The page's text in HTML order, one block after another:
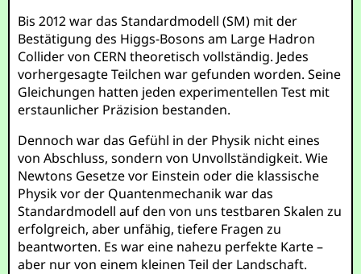
Bis 2012 war das Standardmodell (SM) mit der
Bestätigung des Higgs-Bosons am Large Hadron
Collider von CERN theoretisch vollständig. Jedes
vorhergesagte Teilchen war gefunden worden. Seine
Gleichungen hatten jeden experimentellen Test mit
erstaunlicher Präzision bestanden.
Dennoch war das Gefühl in der Physik nicht eines
von Abschluss, sondern von Unvollständigkeit. Wie
Newtons Gesetze vor Einstein oder die klassische
Physik vor der Quantenmechanik war das
Standardmodell auf den von uns testbaren Skalen zu
erfolgreich, aber unfähig, tiefere Fragen zu
beantworten. Es war eine nahezu perfekte Karte –
aber nur von einem kleinen Teil der Landschaft.